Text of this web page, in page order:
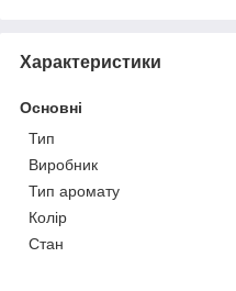
Характеристики
Основні
Тип
Виробник
Тип аромату
Колір
Стан